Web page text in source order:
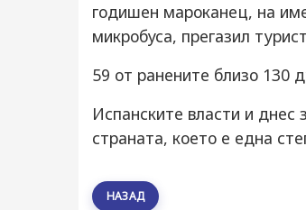
годишен мароканец, на
микробуса, прегазил
59 от ранените близо 130
Испанските власти и днес
страната, което е една
НАЗАД